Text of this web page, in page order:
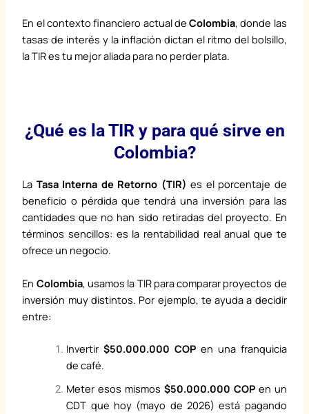
En el contexto financiero actual deColombia, donde las
tasas de interés y la inflación dictan el ritmo del bolsillo,
la TIR es tu mejor aliada para no perder plata.
¿Qué es la TIR y para qué sirve en
Colombia?
La Tasa Interna de Retorno (TIR) es el porcentaje de
beneficio o pérdida que tendrá una inversión para las
cantidades que no han sido retiradas del proyecto. En
términos sencillos: es la rentabilidad real anual que te
ofrece un negocio.
En Colombia, usamos la TIR para comparar proyectos de
inversión muy distintos. Por ejemplo, te ayuda a decidir
entre:
Invertir$50.000.000 COPen una franquicia
de café.
Meter esos mismos $50.000.000 COPen un
CDT que hoy (mayo de 2026) está pagando